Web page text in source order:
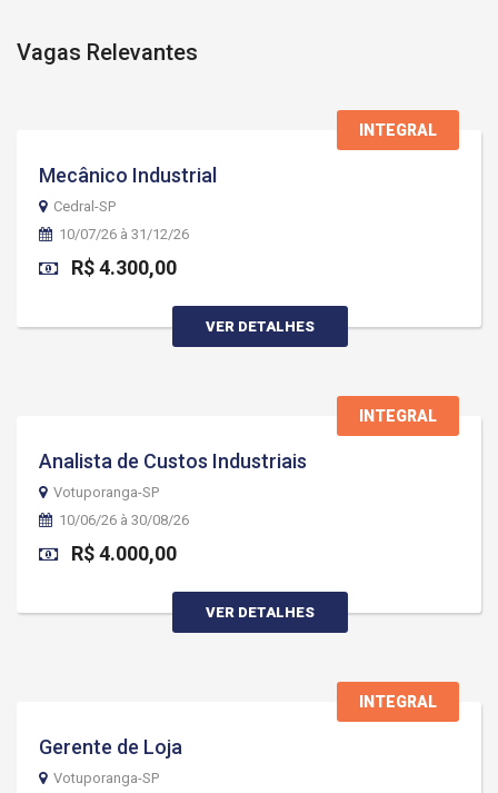
Vagas Relevantes
INTEGRAL
Mecânico Industrial
Cedral-SP
10/07/26 à 31/12/26
R$ 4.300,00
VER DETALHES
INTEGRAL
Analista de Custos Industriais
Votuporanga-SP
10/06/26 à 30/08/26
R$ 4.000,00
VER DETALHES
INTEGRAL
Gerente de Loja
Votuporanga-SP